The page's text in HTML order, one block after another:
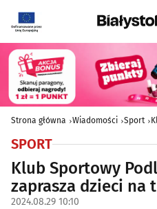
Strona główna Wiadomości Sport
SPORT
Klub Sportowy
zaprasza dzieci na
2024.08.29 10:10